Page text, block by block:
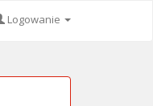
Logowanie